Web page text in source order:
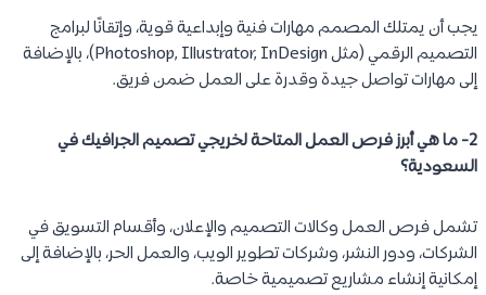
يجب أن يمتلك المصمم مهارات فنية وإبداعية قوية، وإتقانًا لبرامج
التصميم الرقمي (مثل Photoshop, Illustrator, InDesign)، بالإضافة
إلى مهارات تواصل جيدة وقدرة على العمل ضمن فريق.
2- ما هي أبرز فرص العمل المتاحة لخريجي تصميم الجرافيك في
السعودية؟
تشمل فرص العمل وكالات التصميم والإعلان، وأقسام التسويق في
الشركات، ودور النشر، وشركات تطوير الويب، والعمل الحر، بالإضافة إلى
إمكانية إنشاء مشاريع تصميمية خاصة.